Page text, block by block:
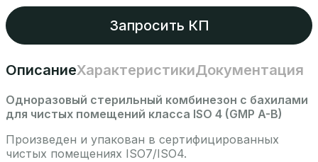
Запросить КП
ОписаниеХарактеристикиДокументация
Одноразовый стерильный комбинезон с бахилами
для чистых помещений класса ISO 4 (GMP A-B)
Произведен и упакован в сертифицированных
чистых помещениях ISO7/ISO4.